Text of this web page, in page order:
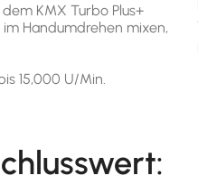
KMX Turbo Plus+
Handumdrehen mixen,
15,000 U/Min.